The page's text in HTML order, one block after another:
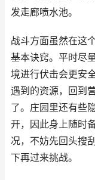
发走廊喷水池。
战斗方面虽然在这
基本诀窍。平时尽
境进行伏击会更安
遇到的资源，回到
了。庄园里还有些
开，因此身上随时
况，不妨先回头搜
下再过来挑战。